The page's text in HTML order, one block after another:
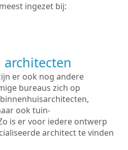
ingezet bij:
architecten
er ook nog andere
bureaus zich op
ook tuin-
is er voor iedere ontwerp
architect te vinden